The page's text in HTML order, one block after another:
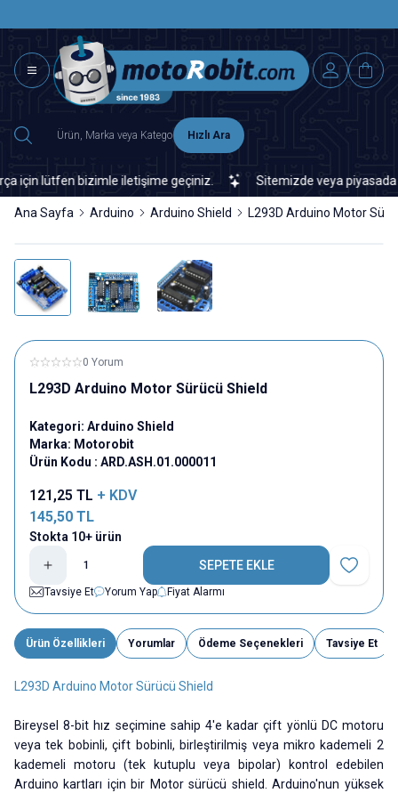
Hızlı Ara
lütfen bizimle iletişime geçiniz. Sitemizde veya piyasada
Ana Sayfa Arduino Arduino Shield L293D Arduino Motor
0 Yorum
L293D Arduino Motor Sürücü Shield
Kategori: Arduino Shield
Marka: Motorobit
Ürün Kodu : ARD.ASH.01.000011
121,25 TL + KDV
145,50 TL
Stokta 10+ ürün
SEPETE EKLE
Favoriye
Tavsiye Et
Yorum Yap Fiyat Alarmı
Ürün Özellikleri Yorumlar Ödeme Seçenekleri Tavsiye Et
L293D Arduino Motor Sürücü Shield
Bireysel 8-bit hız seçimine sahip 4'e kadar çift yönlü DC motoru
veya tek bobinli, çift bobinli, birleştirilmiş veya mikro kademeli 2
kademeli motoru (tek kutuplu veya bipolar) kontrol edebilen
Arduino kartları için bir Motor sürücü shield. Arduino'nun yüksek